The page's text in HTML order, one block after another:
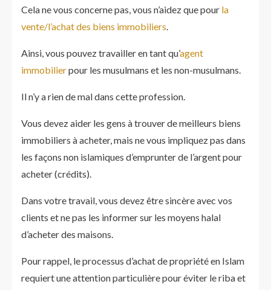
Cela ne vous concerne pas, vous n’aidez que pour la
vente/l’achat des biens immobiliers.
Ainsi, vous pouvez travailler en tant qu’agent
immobilierpour les musulmans et les non-musulmans.
Il n’y a rien de mal dans cette profession.
Vous devez aider les gens à trouver de meilleurs biens
immobiliers à acheter, mais ne vous impliquez pas dans
les façons non islamiques d’emprunter de l’argent pour
acheter (crédits).
Dans votre travail, vous devez être sincère avec vos
clients et ne pas les informer sur les moyens halal
d’acheter des maisons.
Pour rappel, le processus d’achat de propriété en Islam
requiert une attention particulière pour éviter le riba et